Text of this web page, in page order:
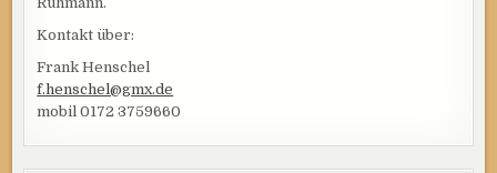
Kontakt über:
Frank Henschel
f.henschel@gmx.de
mobil 0172 3759660